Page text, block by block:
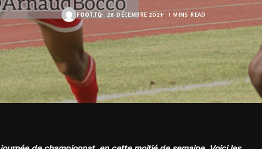
FOOT.TG 28 DÉCEMBRE 2021 1 MINS READ